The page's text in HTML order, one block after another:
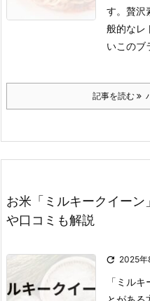
す。 贅沢
般的なレ
いこのブ
記事を読む
お米「ミルキークイーン
や口コミも解説
 2025年
「ミル